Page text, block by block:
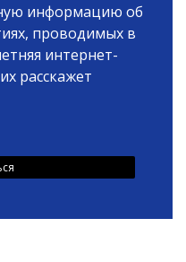
информацию об
проводимых в
интернет-
расскажет